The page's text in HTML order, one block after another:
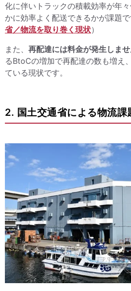
化に伴いトラックの積載効率が年
かに効率よく配送できるかが課題で
省／物流を取り巻く現状）
また、 再配達には料金が発生しま
るBtoCの増加で再配達の数も増え
ている現状です。
2. 国土交通省による物流課